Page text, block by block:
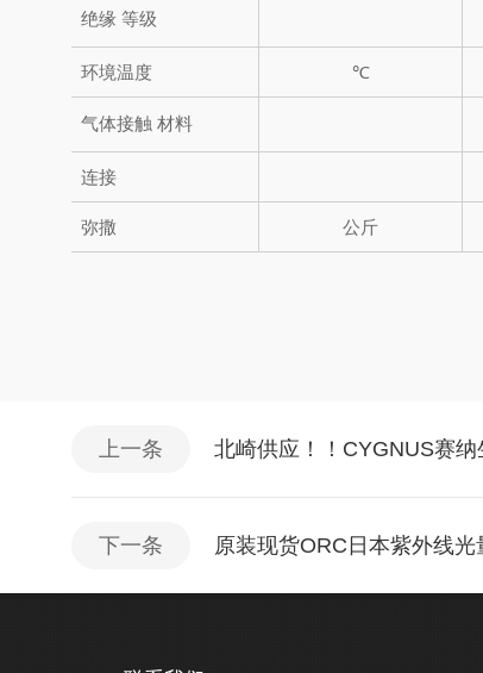
绝缘 等级
环境温度 ℃
气体接触 材料
连接
弥撒 公斤
上一条 北崎供应！！CYGNUS赛
下一条 原装现货ORC日本紫外线光